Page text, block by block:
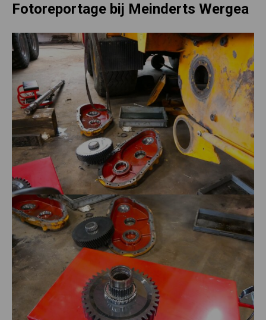
Fotoreportage bij Meinderts Wergea